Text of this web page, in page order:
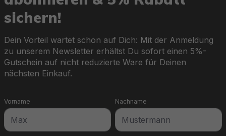
sichern!
Dein Vorteil wartet schon auf Dich: Mit der Anmeldung
zu unserem Newsletter erhältst Du sofort einen 5%-
Gutschein auf nicht reduzierte Ware für Deinen
nächsten Einkauf.
Vorname Nachname